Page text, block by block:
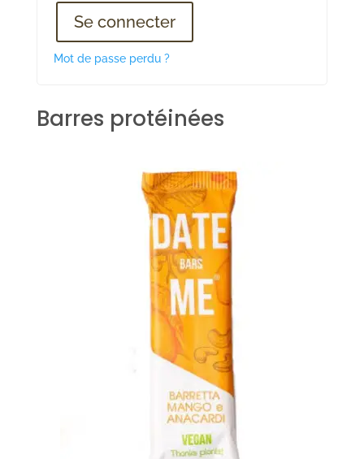
Se connecter
Mot de passe perdu ?
Barres protéinées